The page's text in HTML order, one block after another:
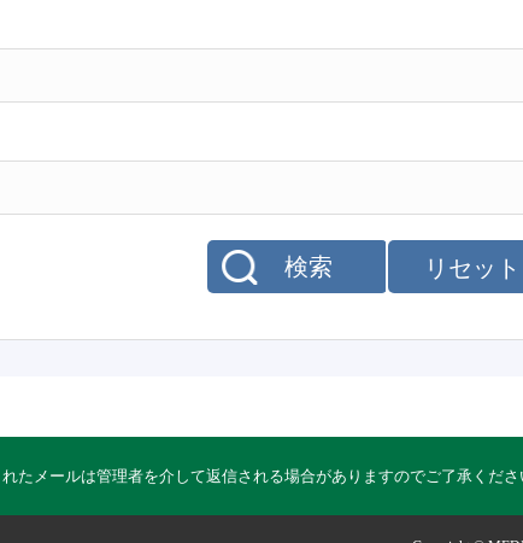
リセット
検索
たメールは管理者を介して返信される場合がありますのでご了承くださ